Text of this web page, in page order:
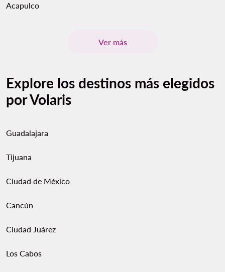
Acapulco
Ver más
Explore los destinos más elegidos
por Volaris
Guadalajara
Tijuana
Ciudad de México
Cancún
Ciudad Juárez
Los Cabos